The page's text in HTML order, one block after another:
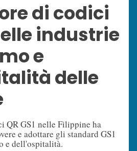
di codici
industrie
e
delle
QR GS1 nelle Filippine ha
e adottare gli standard GS1
e dell'ospitalità.